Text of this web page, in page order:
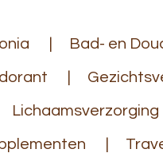
Bad- en
Lichaamsverzorging